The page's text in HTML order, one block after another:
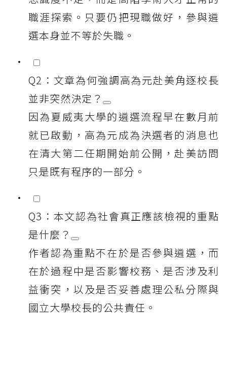
職涯探索。只要仍把現職做好，參與遴
選本身並不等於失職。
Q2：文章為何強調高為元赴美角逐校長
並非突然決定？
因為夏威夷大學的遴選流程早在數月前
就已啟動，高為元成為決選者的消息也
在清大第二任期開始前公開，赴美訪問
只是既有程序的一部分。
Q3：本文認為社會真正應該檢視的重點
是什麼？
作者認為重點不在於是否參與遴選，而
在於過程中是否影響校務、是否涉及利
益衝突，以及是否妥善處理公私分際與
國立大學校長的公共責任。